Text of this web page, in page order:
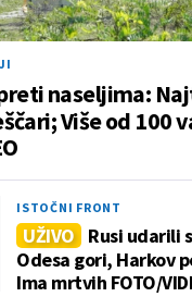
naseljima:
Više od 100
ISTOČNI FRONT
UŽIVO Rusi udarili
Odesa gori, Harkov
Ima mrtvih FOTO/